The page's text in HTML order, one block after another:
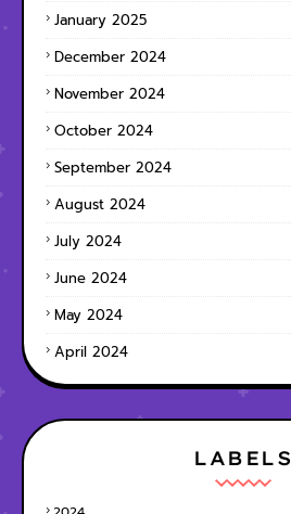
January 2025
December 2024
November 2024
October 2024
September 2024
August 2024
July 2024
June 2024
May 2024
April 2024
LABELS